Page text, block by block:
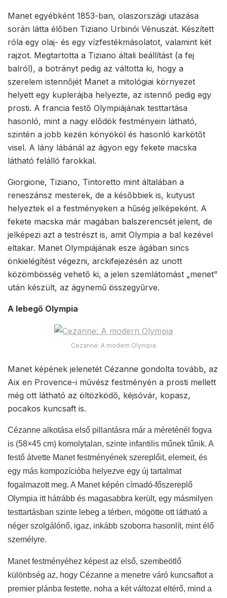
Manet egyébként 1853-ban, olaszországi utazása
során látta élőben Tiziano Urbinói Vénuszát. Készített
róla egy olaj- és egy vízfestékmásolatot, valamint két
rajzot. Megtartotta a Tiziano általi beállítást (a fej
balról), a botrányt pedig az váltotta ki, hogy a
szerelem istennőjét Manet a mitológiai környezet
helyett egy kuplerájba helyezte, az istennő pedig egy
prosti. A francia festő Olympiájának testtartása
hasonló, mint a nagy elődök festményein látható,
szintén a jobb kezén könyököl és hasonló karkötőt
visel. A lány lábánál az ágyon egy fekete macska
látható felálló farokkal.
Giorgione, Tiziano, Tintoretto mint általában a
reneszánsz mesterek, de a későbbiek is, kutyust
helyeztek el a festményeken a hűség jelképeként. A
fekete macska már magában balszerencsét jelent, de
jelképezi azt a testrészt is, amit Olympia a bal kezével
eltakar. Manet Olympiájának esze ágában sincs
önkielégítést végezni, arckifejezésén az unott
közömbösség vehető ki, a jelen szemlátomást „menet”
után készült, az ágynemű összegyűrve.
A lebegő Olympia
Cezanne: A modern Olympia
Manet képének jelenetét Cézanne gondolta tovább, az
Aix en Provence-i művész festményén a prosti mellett
még ott látható az öltözködő, kéjsóvár, kopasz,
pocakos kuncsaft is.
Cézanne alkotása első pillantásra már a méreténél fogva
is (58×45 cm) komolytalan, szinte infantilis műnek tűnik. A
festő átvette Manet festményének szereplőit, elemeit, és
egy más kompozícióba helyezve egy új tartalmat
fogalmazott meg. A Manet képén címadó-főszereplő
Olympia itt hátrább és magasabbra került, egy másmilyen
testtartásban szinte lebeg a térben, mögötte ott látható a
néger szolgálónő, igaz, inkább szoborra hasonlít, mint élő
személyre.
Manet festményéhez képest az első, szembeötlő
különbség az, hogy Cézanne a menetre váró kuncsaftot a
premier plánba festette, noha a két változat eltérő, mind a